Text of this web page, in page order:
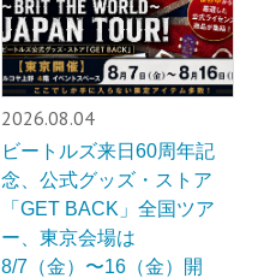
2026.08.04
ビートルズ来日60周年記
念、公式グッズ・ストア
「GET BACK」全国ツア
ー、東京会場は
8/7（金）〜16（金）開